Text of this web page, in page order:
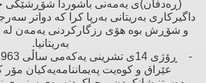
(ڕەدفان)ی یەمەنی باشوردا شۆڕشێكی
داگیركاری بەریتانی بەرپا كرا كە دواتر
‌و شۆڕش بوە هۆی رزگاركردنی یەمەن لە
بەریتانیا.
عێراق ‌و كوەیت پەیماننامەیەكیان